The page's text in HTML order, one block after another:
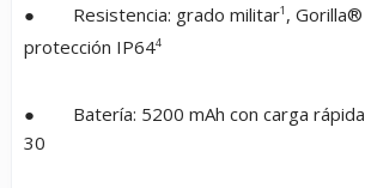
● Resistencia: grado militar1 ,
protección IP644
● Batería: 5200 mAh con carga
30